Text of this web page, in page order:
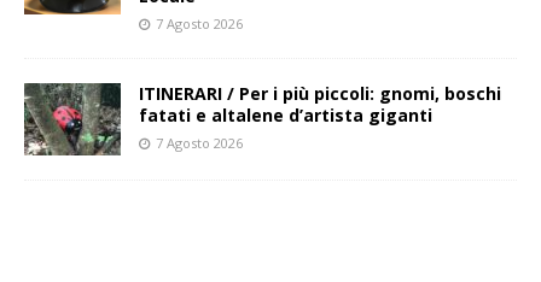
7 Agosto 2026
ITINERARI / Per i più piccoli: gnomi, boschi
fatati e altalene d’artista giganti
7 Agosto 2026